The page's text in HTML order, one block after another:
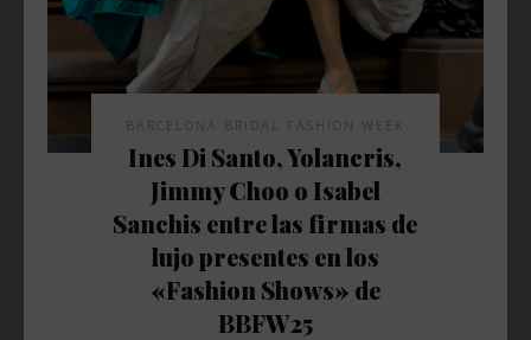
BARCELONA BRIDAL FASHION WEEK
Ines Di Santo, Yolancris,
Jimmy Choo o Isabel
Sanchis entre las firmas de
lujo presentes en los
«Fashion Shows» de
BBFW25